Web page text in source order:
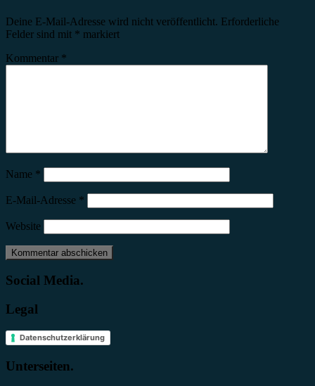
Deine E-Mail-Adresse wird nicht veröffentlicht. Erforderliche
Felder sind mit * markiert
Kommentar *
Name *
E-Mail-Adresse *
Website
Social Media.
Legal
Datenschutzerklärung
Unterseiten.